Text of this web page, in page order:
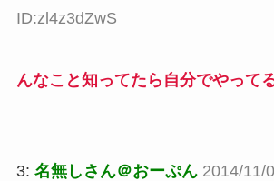
ID:zl4z3dZwS
んなこと知ってたら自分でやって
3: 名無しさん＠おーぷん 2014/11/